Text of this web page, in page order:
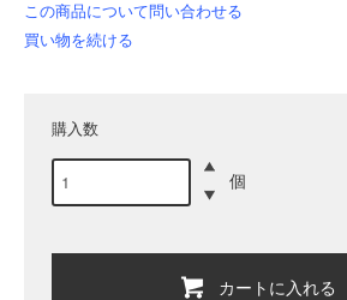
この商品について問い合わせる
買い物を続ける
購入数
個
カートに入れる